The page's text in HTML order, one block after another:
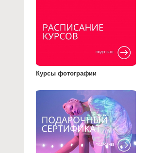
Курсы фотографии